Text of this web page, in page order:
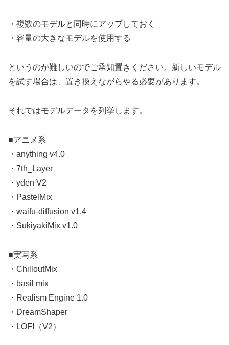
・複数のモデルと同時にアップしておく
・容量の大きなモデルを使用する
というのが難しいのでご承知置きください。新しいモデル
を試す場合は、置き換えながらやる必要があります。
それではモデルデータを列挙します。
■アニメ系
・anything v4.0
・7th_Layer
・yden V2
・PastelMix
・waifu-diffusion v1.4
・SukiyakiMix v1.0
■実写系
・ChilloutMix
・basil mix
・Realism Engine 1.0
・DreamShaper
・LOFI（V2）